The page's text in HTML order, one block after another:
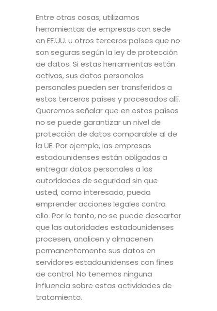
Entre otras cosas, utilizamos
herramientas de empresas con sede
en EE.UU. u otros terceros países que no
son seguras según la ley de protección
de datos. Si estas herramientas están
activas, sus datos personales
personales pueden ser transferidos a
estos terceros países y procesados allí.
Queremos señalar que en estos países
no se puede garantizar un nivel de
protección de datos comparable al de
la UE. Por ejemplo, las empresas
estadounidenses están obligadas a
entregar datos personales a las
autoridades de seguridad sin que
usted, como interesado, pueda
emprender acciones legales contra
ello. Por lo tanto, no se puede descartar
que las autoridades estadounidenses
procesen, analicen y almacenen
permanentemente sus datos en
servidores estadounidenses con fines
de control. No tenemos ninguna
influencia sobre estas actividades de
tratamiento.